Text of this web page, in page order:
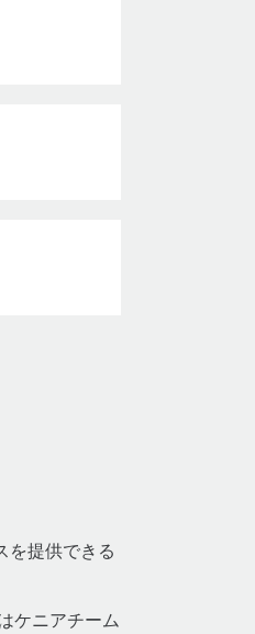
を提供できる
ケニアチーム